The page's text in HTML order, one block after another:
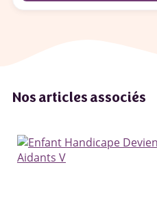
Nos articles associés